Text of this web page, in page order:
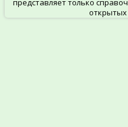
представляет только
открытых